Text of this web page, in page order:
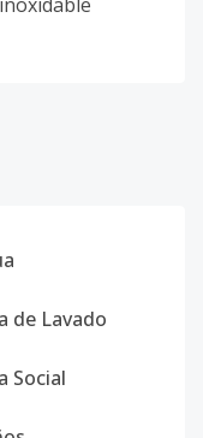
de Lavado
Social